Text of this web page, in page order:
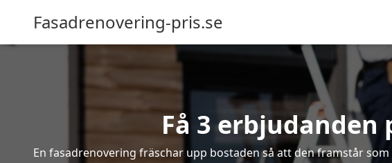
Fasadrenovering-pris.se
Få 3
En fasadrenovering fräschar upp bostaden så att den framstår